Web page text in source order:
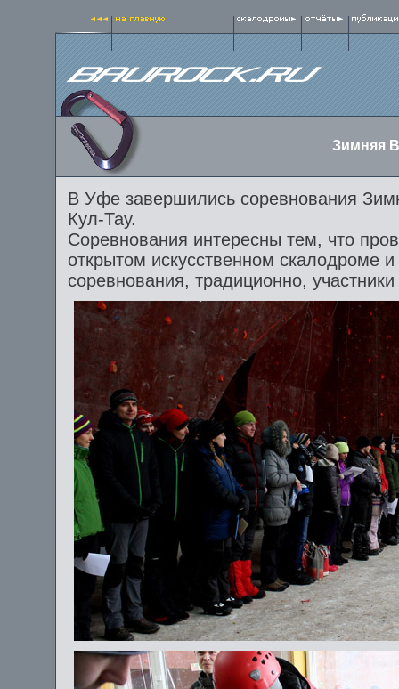
Зимняя
В Уфе завершились соревнования
Кул-Тау.
Соревнования интересны тем, что
открытом искусственном скалодроме
соревнования, традиционно,